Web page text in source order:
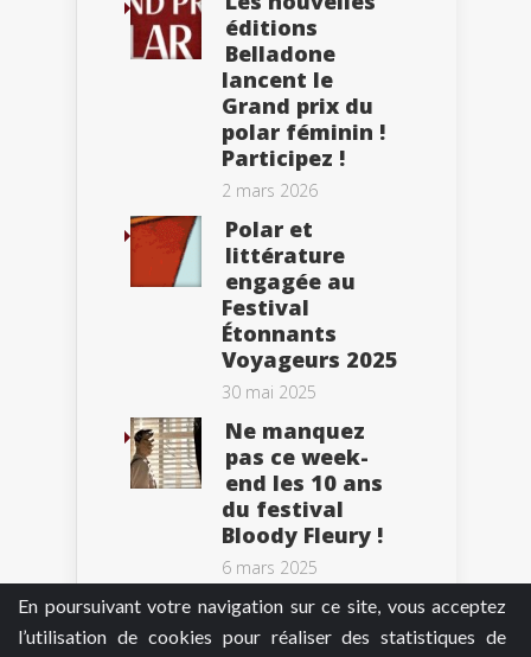
En poursuivant votre navigation sur ce site, vous acceptez
l’utilisation de cookies pour réaliser des statistiques de
éditions
Belladone
lancent le
Grand prix du
polar féminin !
Participez !
2 mars 2026
Polar et
littérature
engagée au
Festival
Étonnants
Voyageurs 2025
30 mai 2025
Ne manquez
pas ce week-
end les 10 ans
du festival
Bloody Fleury !
6 mars 2025